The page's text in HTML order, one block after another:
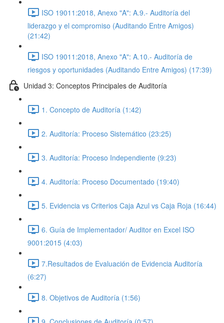
ISO 19011:2018, Anexo "A": A.9.- Auditoría del
liderazgo y el compromiso (Auditando Entre Amigos)
(21:42)
ISO 19011:2018, Anexo "A": A.10.- Auditoría de
riesgos y oportunidades (Auditando Entre Amigos) (17:39)
Unidad 3: Conceptos Principales de Auditoría
1. Concepto de Auditoría (1:42)
2. Auditoría: Proceso Sistemático (23:25)
3. Auditoría: Proceso Independiente (9:23)
4. Auditoría: Proceso Documentado (19:40)
5. Evidencia vs Criterios Caja Azul vs Caja Roja (16:44)
6. Guía de Implementador/ Auditor en Excel ISO
9001:2015 (4:03)
7.Resultados de Evaluación de Evidencia Auditoría
(6:27)
8. Objetivos de Auditoría (1:56)